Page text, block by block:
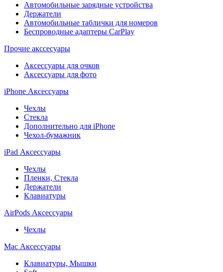
Автомобильные зарядные устройства
Держатели
Автомобильные таблички для номеров
Беспроводные адаптеры CarPlay
Прочие акссесуары
Аксессуары для очков
Аксессуары для фото
iPhone Аксессуары
Чехлы
Стекла
Дополнительно для iPhone
Чехол-бумажник
iPad Аксессуары
Чехлы
Пленки, Стекла
Держатели
Клавиатуры
AirPods Аксессуары
Чехлы
Mac Аксессуары
Клавиатуры, Мышки